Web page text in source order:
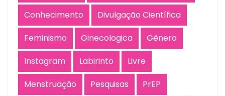
Conhecimento
Divulgação Científica
Feminismo
Ginecologica
Gênero
Instagram
Labirinto
Livre
Menstruação
Pesquisas
PrEP